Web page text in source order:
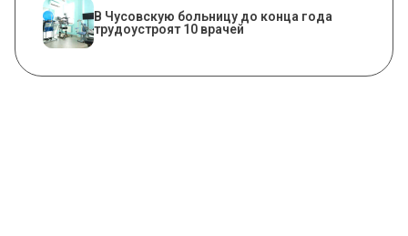
В Чусовскую больницу до конца года
трудоустроят 10 врачей